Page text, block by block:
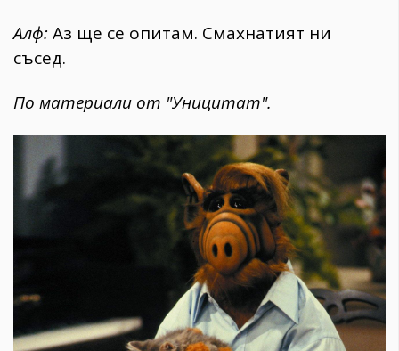
Алф: Аз ще се опитам. Смахнатият ни
съсед.
По материали от "Уницитат".